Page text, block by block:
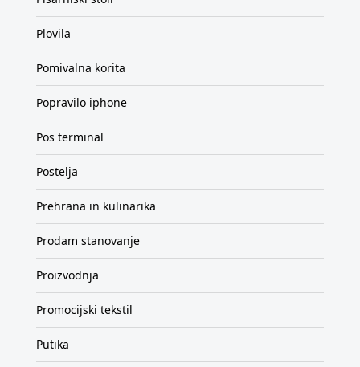
Plovila
Pomivalna korita
Popravilo iphone
Pos terminal
Postelja
Prehrana in kulinarika
Prodam stanovanje
Proizvodnja
Promocijski tekstil
Putika